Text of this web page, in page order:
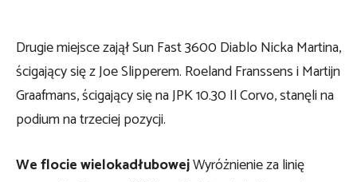
Drugie miejsce zajął Sun Fast 3600 Diablo Nicka Martina,
ścigający się z Joe Slipperem. Roeland Franssens i Martijn
Graafmans, ścigający się na JPK 10.30 Il Corvo, stanęli na
podium na trzeciej pozycji.
We flocie wielokadłubowejWyróżnienie za linię